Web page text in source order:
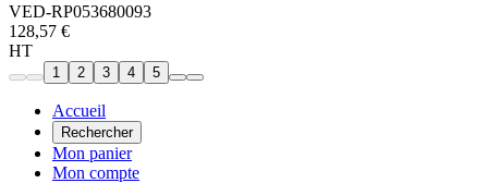
VED-RP053680093
128,57 €
HT
1 2 3 4 5
Accueil
Rechercher
Mon panier
Mon compte